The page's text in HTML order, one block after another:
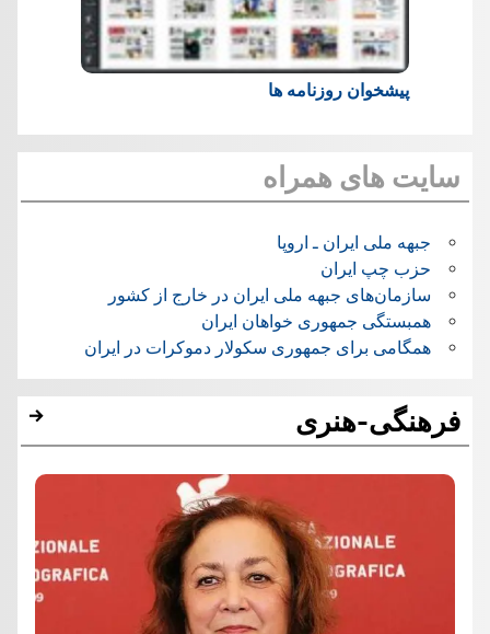
پیشخوان روزنامه ها
سایت های همراه
جبهه ملی ایران ـ اروپا
حزب چپ ایران
سازمان‌های جبهه ملی ایران در خارج از کشور
همبستگی جمهوری خواهان ایران
همگامی برای جمهوری سکولار دموکرات در ایران
فرهنگی-هنری